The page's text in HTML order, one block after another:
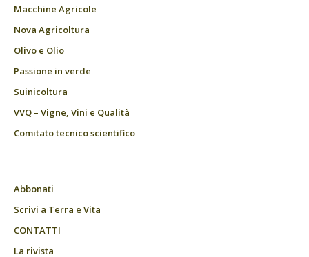
Macchine Agricole
Nova Agricoltura
Olivo e Olio
Passione in verde
Suinicoltura
VVQ – Vigne, Vini e Qualità
Comitato tecnico scientifico
Abbonati
Scrivi a Terra e Vita
CONTATTI
La rivista